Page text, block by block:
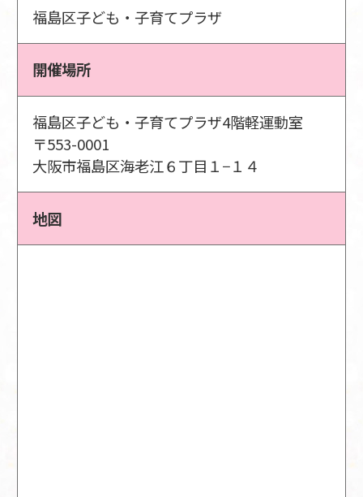
福島区子ども・子育てプラザ
開催場所
福島区子ども・子育てプラザ4階軽運動室
〒553-0001
大阪市福島区海老江６丁目１−１４
地図